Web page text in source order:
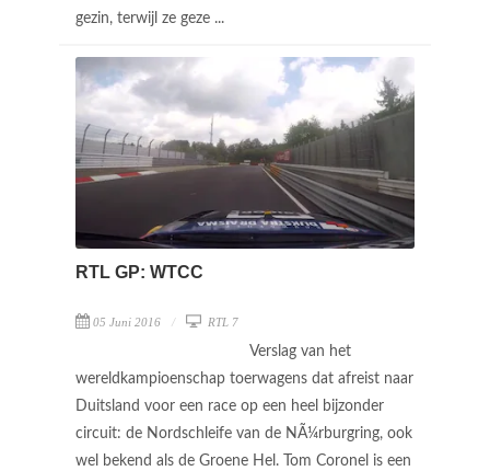
gezin, terwijl ze geze ...
RTL GP: WTCC
05 Juni 2016 RTL 7
Verslag van het
wereldkampioenschap toerwagens dat afreist naar
Duitsland voor een race op een heel bijzonder
circuit: de Nordschleife van de NÃ¼rburgring, ook
wel bekend als de Groene Hel. Tom Coronel is een